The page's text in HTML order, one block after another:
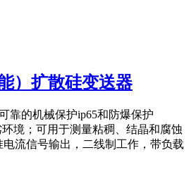
）扩散硅变送器
靠的机械保护ip65和防爆保护
境；可用于测量粘稠、结晶和腐蚀
电流信号输出，二线制工作，带负载